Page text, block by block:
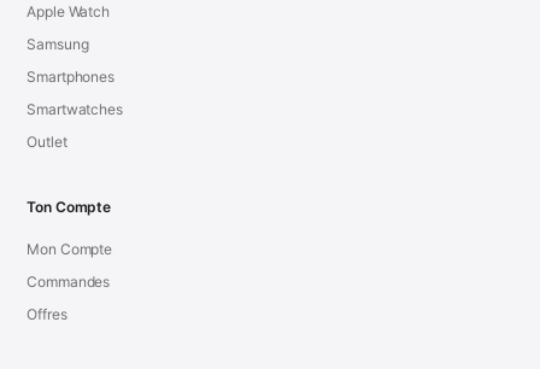
Apple Watch
Samsung
Smartphones
Smartwatches
Outlet
Ton Compte
Mon Compte
Commandes
Offres